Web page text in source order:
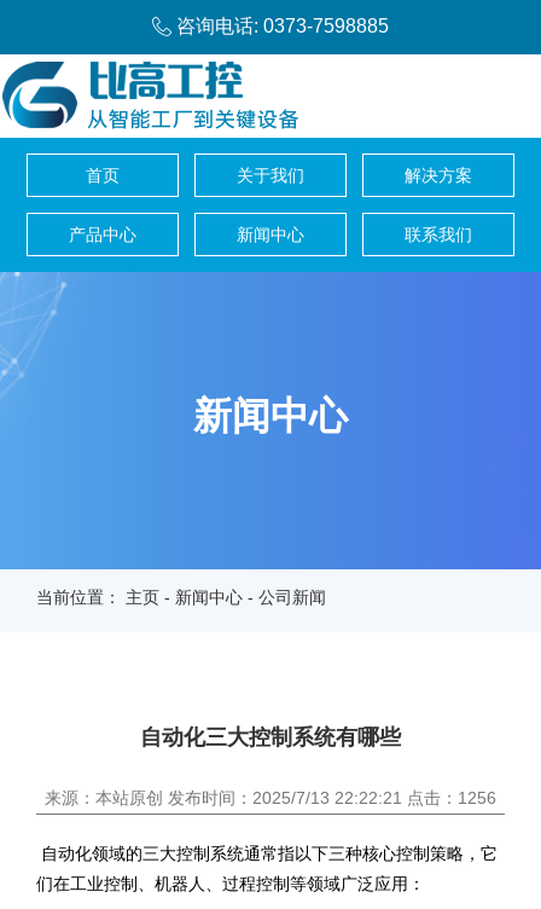
咨询电话: 0373-7598885
首页 关于我们 解决方案
产品中心 新闻中心 联系我们
新闻中心
当前位置： 主页 - 新闻中心 - 公司新闻
自动化三大控制系统有哪些
来源：本站原创 发布时间：2025/7/13 22:22:21 点击：1256
自动化领域的三大控制系统通常指以下三种核心控制策略，它
们在工业控制、机器人、过程控制等领域广泛应用：